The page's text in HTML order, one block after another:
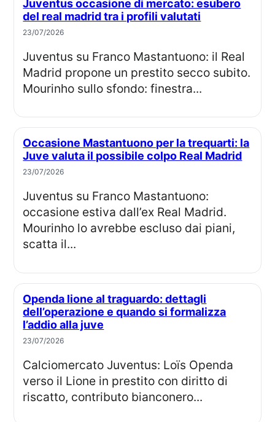
Juventus occasione di mercato: esubero
del real madrid tra i profili valutati
23/07/2026
Juventus su Franco Mastantuono: il Real
Madrid propone un prestito secco subito.
Mourinho sullo sfondo: finestra...
Occasione Mastantuono per la trequarti: la
Juve valuta il possibile colpo Real Madrid
23/07/2026
Juventus su Franco Mastantuono:
occasione estiva dall’ex Real Madrid.
Mourinho lo avrebbe escluso dai piani,
scatta il...
Openda lione al traguardo: dettagli
dell’operazione e quando si formalizza
l’addio alla juve
23/07/2026
Calciomercato Juventus: Loïs Openda
verso il Lione in prestito con diritto di
riscatto, contributo bianconero...